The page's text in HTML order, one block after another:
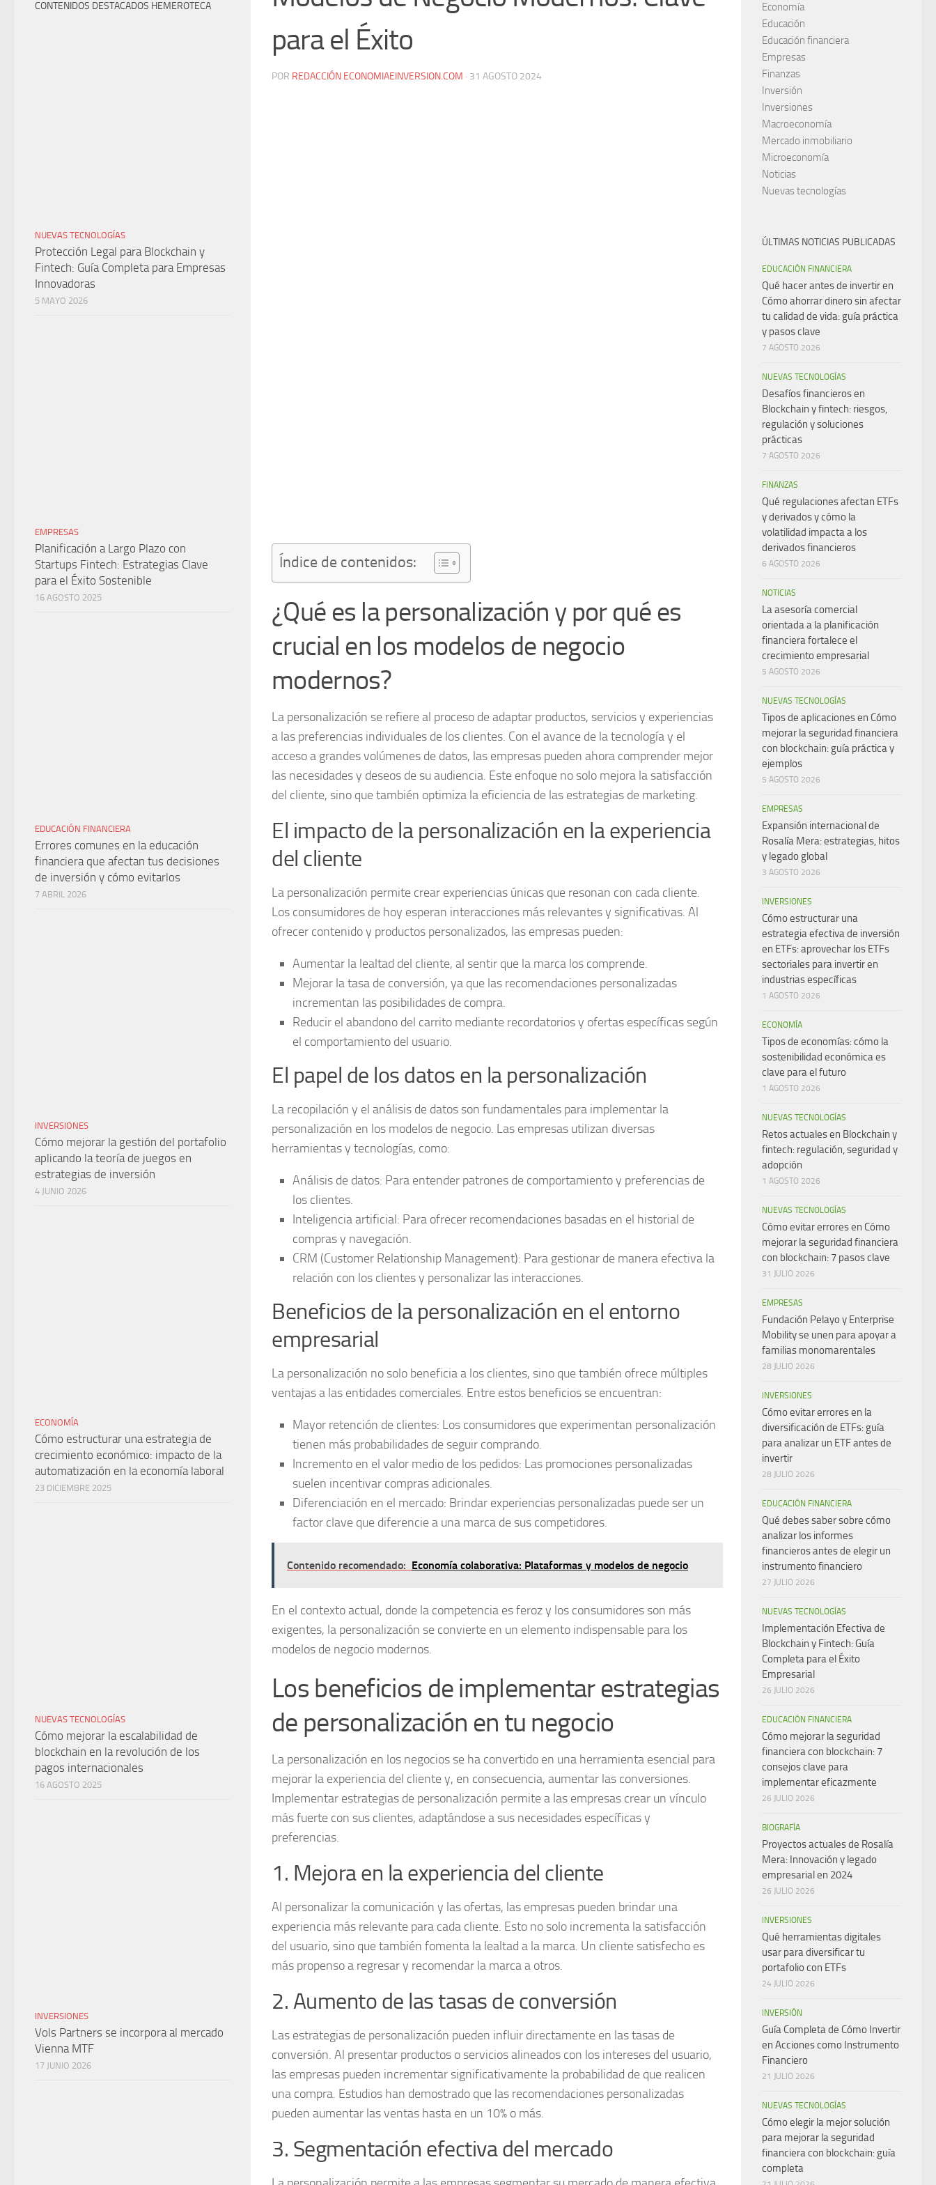
para el Éxito
POR REDACCIÓN ECONOMIAEINVERSION.COM · 31 AGOSTO 2024
Índice de contenidos:
¿Qué es la personalización y por qué es
crucial en los modelos de negocio
modernos?
La personalización se refiere al proceso de adaptar productos, servicios y experiencias
a las preferencias individuales de los clientes. Con el avance de la tecnología y el
acceso a grandes volúmenes de datos, las empresas pueden ahora comprender mejor
las necesidades y deseos de su audiencia. Este enfoque no solo mejora la satisfacción
del cliente, sino que también optimiza la eficiencia de las estrategias de marketing.
El impacto de la personalización en la experiencia
del cliente
La personalización permite crear experiencias únicas que resonan con cada cliente.
Los consumidores de hoy esperan interacciones más relevantes y significativas. Al
ofrecer contenido y productos personalizados, las empresas pueden:
Aumentar la lealtad del cliente, al sentir que la marca los comprende.
Mejorar latasa de conversión, ya que las recomendaciones personalizadas
incrementan las posibilidades de compra.
Reducir el abandono del carrito mediante recordatorios y ofertas específicas según
el comportamiento del usuario.
El papel de los datos en la personalización
La recopilación y el análisis de datos son fundamentales para implementar la
personalización en los modelos de negocio. Las empresas utilizan diversas
herramientas y tecnologías, como:
Análisis de datos: Para entender patrones de comportamiento y preferencias de
los clientes.
Inteligencia artificial: Para ofrecer recomendaciones basadas en el historial de
compras y navegación.
CRM (Customer Relationship Management): Para gestionar de manera efectiva la
relación con los clientes y personalizar las interacciones.
Beneficios de la personalización en el entorno
empresarial
La personalización no solo beneficia a los clientes, sino que también ofrece múltiples
ventajas a las entidades comerciales. Entre estos beneficios se encuentran:
Mayor retención de clientes: Los consumidores que experimentan personalización
tienen más probabilidades de seguir comprando.
Incremento en el valor medio de los pedidos: Las promociones personalizadas
suelen incentivar compras adicionales.
Diferenciación en el mercado: Brindar experiencias personalizadas puede ser un
factor clave que diferencie a una marca de sus competidores.
Contenido recomendado: Economía colaborativa: Plataformas y modelos de negocio
En el contexto actual, donde la competencia es feroz y los consumidores son más
exigentes, la personalización se convierte en un elemento indispensable para los
modelos de negocio modernos.
Los beneficios de implementar estrategias
de personalización en tu negocio
La personalización en los negocios se ha convertido en una herramienta esencial para
mejorar la experiencia del cliente y, en consecuencia, aumentar las conversiones.
Implementar estrategias de personalización permite a las empresas crear un vínculo
más fuerte con sus clientes, adaptándose a sus necesidades específicas y
preferencias.
1. Mejora en la experiencia del cliente
Al personalizar la comunicación y las ofertas, las empresas pueden brindar una
experiencia más relevante para cada cliente. Esto no solo incrementa la satisfacción
del usuario, sino que también fomenta la lealtad a la marca. Un cliente satisfecho es
más propenso a regresar y recomendar la marca a otros.
2. Aumento de las tasas de conversión
Las estrategias de personalización pueden influir directamente en las tasas de
conversión. Al presentar productos o servicios alineados con los intereses del usuario,
las empresas pueden incrementar significativamente la probabilidad de que realicen
una compra. Estudios han demostrado que las recomendaciones personalizadas
pueden aumentar las ventas hasta en un 10% o más.
3. Segmentación efectiva del mercado
CONTENIDOS DESTACADOS HEMEROTECA
NUEVAS TECNOLOGÍAS
Protección Legal para Blockchain y
Fintech: Guía Completa para Empresas
Innovadoras
5 MAYO 2026
EMPRESAS
Planificación a Largo Plazo con
Startups Fintech: Estrategias Clave
para el Éxito Sostenible
16 AGOSTO 2025
EDUCACIÓN FINANCIERA
Errores comunes en la educación
financiera que afectan tus decisiones
de inversión y cómo evitarlos
7 ABRIL 2026
INVERSIONES
Cómo mejorar la gestión del portafolio
aplicando la teoría de juegos en
estrategias de inversión
4 JUNIO 2026
ECONOMÍA
Cómo estructurar una estrategia de
crecimiento económico: impacto de la
automatización en la economía laboral
23 DICIEMBRE 2025
NUEVAS TECNOLOGÍAS
Cómo mejorar la escalabilidad de
blockchain en la revolución de los
pagos internacionales
16 AGOSTO 2025
INVERSIONES
Vols Partners se incorpora al mercado
Vienna MTF
17 JUNIO 2026
Economía
Educación
Educación financiera
Empresas
Finanzas
Inversión
Inversiones
Macroeconomía
Mercado inmobiliario
Microeconomía
Noticias
Nuevas tecnologías
ÚLTIMAS NOTICIAS PUBLICADAS
EDUCACIÓN FINANCIERA
Qué hacer antes de invertir en
Cómo ahorrar dinero sin afectar
tu calidad de vida: guía práctica
y pasos clave
7 AGOSTO 2026
NUEVAS TECNOLOGÍAS
Desafíos financieros en
Blockchain y fintech: riesgos,
regulación y soluciones
prácticas
7 AGOSTO 2026
FINANZAS
Qué regulaciones afectan ETFs
y derivados y cómo la
volatilidad impacta a los
derivados financieros
6 AGOSTO 2026
NOTICIAS
La asesoría comercial
orientada a la planificación
financiera fortalece el
crecimiento empresarial
5 AGOSTO 2026
NUEVAS TECNOLOGÍAS
Tipos de aplicaciones en Cómo
mejorar la seguridad financiera
con blockchain: guía práctica y
ejemplos
5 AGOSTO 2026
EMPRESAS
Expansión internacional de
Rosalía Mera: estrategias, hitos
y legado global
3 AGOSTO 2026
INVERSIONES
Cómo estructurar una
estrategia efectiva de inversión
en ETFs: aprovechar los ETFs
sectoriales para invertir en
industrias específicas
1 AGOSTO 2026
ECONOMÍA
Tipos de economías: cómo la
sostenibilidad económica es
clave para el futuro
1 AGOSTO 2026
NUEVAS TECNOLOGÍAS
Retos actuales en Blockchain y
fintech: regulación, seguridad y
adopción
1 AGOSTO 2026
NUEVAS TECNOLOGÍAS
Cómo evitar errores en Cómo
mejorar la seguridad financiera
con blockchain: 7 pasos clave
31 JULIO 2026
EMPRESAS
Fundación Pelayo y Enterprise
Mobility se unen para apoyar a
familias monomarentales
28 JULIO 2026
INVERSIONES
Cómo evitar errores en la
diversificación de ETFs: guía
para analizar un ETF antes de
invertir
28 JULIO 2026
EDUCACIÓN FINANCIERA
Qué debes saber sobre cómo
analizar los informes
financieros antes de elegir un
instrumento financiero
27 JULIO 2026
NUEVAS TECNOLOGÍAS
Implementación Efectiva de
Blockchain y Fintech: Guía
Completa para el Éxito
Empresarial
26 JULIO 2026
EDUCACIÓN FINANCIERA
Cómo mejorar la seguridad
financiera con blockchain: 7
consejos clave para
implementar eficazmente
26 JULIO 2026
BIOGRAFÍA
Proyectos actuales de Rosalía
Mera: Innovación y legado
empresarial en 2024
26 JULIO 2026
INVERSIONES
Qué herramientas digitales
usar para diversificar tu
portafolio con ETFs
24 JULIO 2026
INVERSIÓN
Guía Completa de Cómo Invertir
en Acciones como Instrumento
Financiero
21 JULIO 2026
NUEVAS TECNOLOGÍAS
Cómo elegir la mejor solución
para mejorar la seguridad
financiera con blockchain: guía
completa